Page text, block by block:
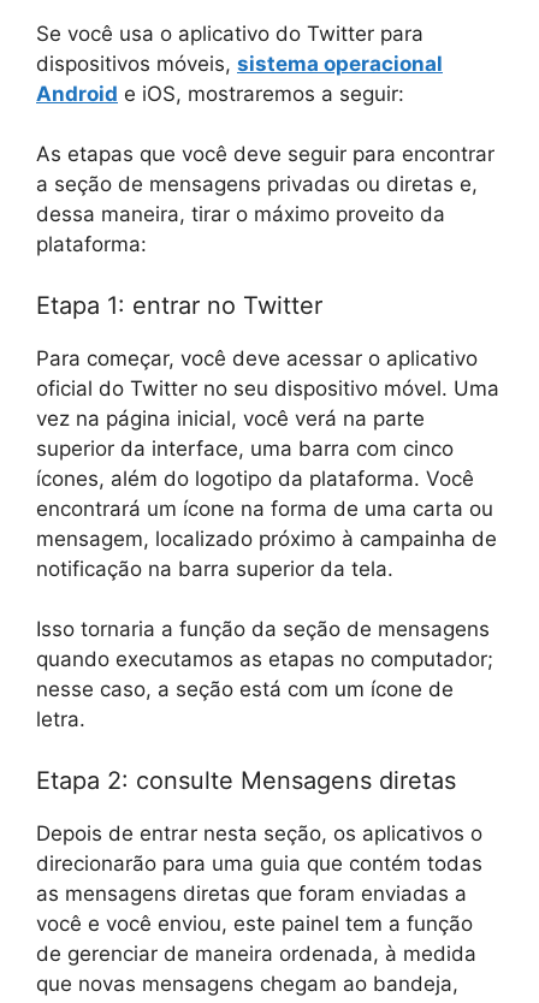
Se você usa o aplicativo do Twitter para
dispositivos móveis, sistema operacional
Android e iOS, mostraremos a seguir:
As etapas que você deve seguir para encontrar
a seção de mensagens privadas ou diretas e,
dessa maneira, tirar o máximo proveito da
plataforma:
Etapa 1: entrar no Twitter
Para começar, você deve acessar o aplicativo
oficial do Twitter no seu dispositivo móvel. Uma
vez na página inicial, você verá na parte
superior da interface, uma barra com cinco
ícones, além do logotipo da plataforma. Você
encontrará um ícone na forma de uma carta ou
mensagem, localizado próximo à campainha de
notificação na barra superior da tela.
Isso tornaria a função da seção de mensagens
quando executamos as etapas no computador;
nesse caso, a seção está com um ícone de
letra.
Etapa 2: consulte Mensagens diretas
Depois de entrar nesta seção, os aplicativos o
direcionarão para uma guia que contém todas
as mensagens diretas que foram enviadas a
você e você enviou, este painel tem a função
de gerenciar de maneira ordenada, à medida
que novas mensagens chegam ao bandeja,